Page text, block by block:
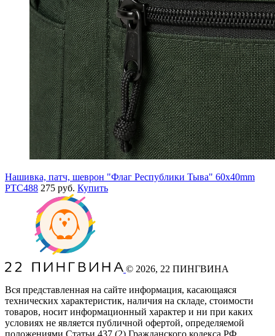
Нашивка, патч, шеврон "Флаг Республики Тыва" 60x40mm
PTC488 275 руб. Купить
© 2026, 22 ПИНГВИНА
Вся представленная на сайте информация, касающаяся
технических характеристик, наличия на складе, стоимости
товаров, носит информационный характер и ни при каких
условиях не является публичной офертой, определяемой
положениями Статьи 437 (2) Гражданского кодекса РФ.